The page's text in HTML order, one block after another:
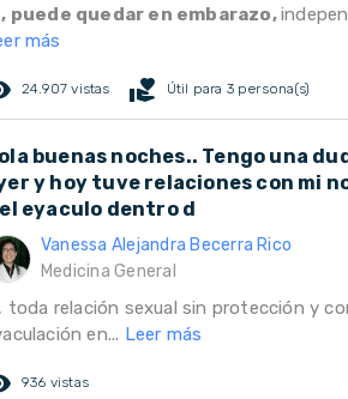
puede quedar en embarazo,
más
24.907 vistas volunteer_activism Útil para 3 persona(s)
buenas noches.. Tengo una
y hoy tuve relaciones con mi
eyaculo dentro d
Vanessa Alejandra Becerra Rico
Medicina General
toda relación sexual sin protección y
en... Leer más
936 vistas